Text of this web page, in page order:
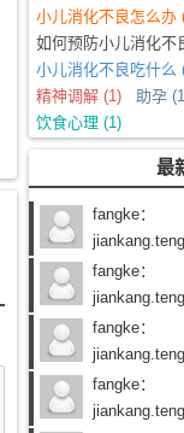
小儿消化不良怎么办
如何预防小儿消化不
小儿消化不良吃什么
精神调解 (1) 助孕
饮食心理 (1)
最
fangke：
fangke：
fangke：
fangke：